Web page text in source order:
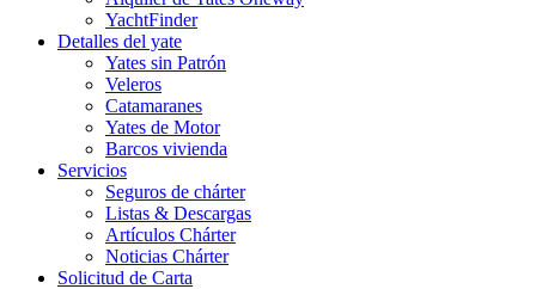
YachtFinder
Detalles del yate
Yates sin Patrón
Veleros
Catamaranes
Yates de Motor
Barcos vivienda
Servicios
Seguros de chárter
Listas & Descargas
Artículos Chárter
Noticias Chárter
Solicitud de Carta